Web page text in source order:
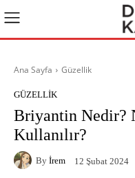
Ana Sayfa Güzellik
GÜZELLIK
Briyantin Nedir?
Kullanılır?
By İrem 12 Şubat 2024